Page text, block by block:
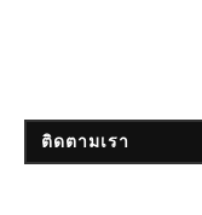
ติดตามเรา